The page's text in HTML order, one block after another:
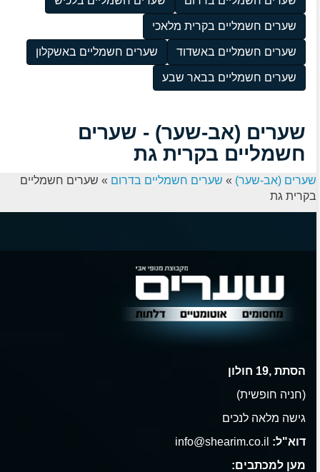
שערים חשמליים בקרית מלאכי
שערים חשמליים באשדוד שערים חשמליים באשקלון
שערים חשמליים בבאר שבע
שערים (אב-שער) - שערים
חשמליים בקרית גת
שערים (אב-שער) » שערים חשמליים בדרום » שערים חשמליים
בקרית גת
הסתת ,19 חולון
(חניה חופשית)
גישה מלאה לנכים
דוא"ל:
מען למכתבים: